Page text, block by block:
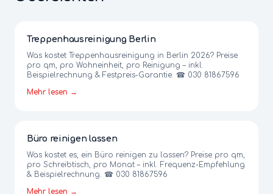
Treppenhausreinigung Berlin
Was kostet Treppenhausreinigung in Berlin 2026? Preise
pro qm, pro Wohneinheit, pro Reinigung – inkl.
Beispielrechnung & Festpreis-Garantie. ☎ 030 81867596
Mehr lesen →
Büro reinigen lassen
Was kostet es, ein Büro reinigen zu lassen? Preise pro qm,
pro Schreibtisch, pro Monat – inkl. Frequenz-Empfehlung
& Beispielrechnung. ☎ 030 81867596
Mehr lesen →